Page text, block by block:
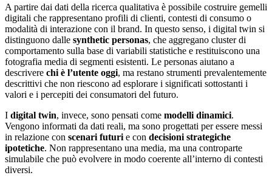
A partire dai dati della ricerca qualitativa è possibile costruire gemelli
digitali che rappresentano profili di clienti, contesti di consumo o
modalità di interazione con il brand. In questo senso, i digital twin si
distinguono dalle synthetic personas, che aggregano cluster di
comportamento sulla base di variabili statistiche e restituiscono una
fotografia media di segmenti esistenti. Le personas aiutano a
descrivere chi è l’utente oggi, ma restano strumenti prevalentemente
descrittivi che non riescono ad esplorare i significati sottostanti i
valori e i percepiti dei consumatori del futuro.
I digital twin, invece, sono pensati come modelli dinamici.
Vengono informati da dati reali, ma sono progettati per essere messi
in relazione con scenari futuri e con decisioni strategiche
ipotetiche. Non rappresentano una media, ma una controparte
simulabile che può evolvere in modo coerente all’interno di contesti
diversi.